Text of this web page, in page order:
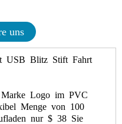
uns
USB Blitz Stift Fahrt
Marke Logo im PVC
Menge von 100
nur$ 38 Sie